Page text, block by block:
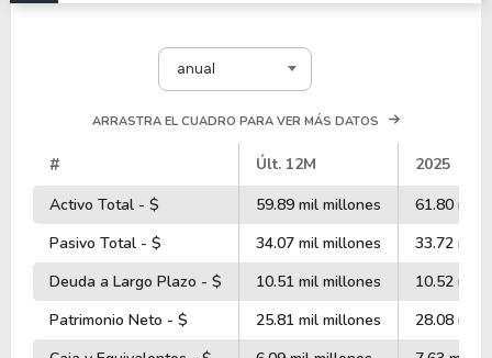
anual
ARRASTRA EL CUADRO PARA VER MÁS DATOS
# Últ. 12M
2025
Activo Total - $
59.89 mil millones
61.80 mil
Pasivo Total - $
34.07 mil millones
33.72 mil
Deuda a Largo Plazo - $
10.51 mil millones
10.52 mil
Patrimonio Neto - $
25.81 mil millones
28.08 mil